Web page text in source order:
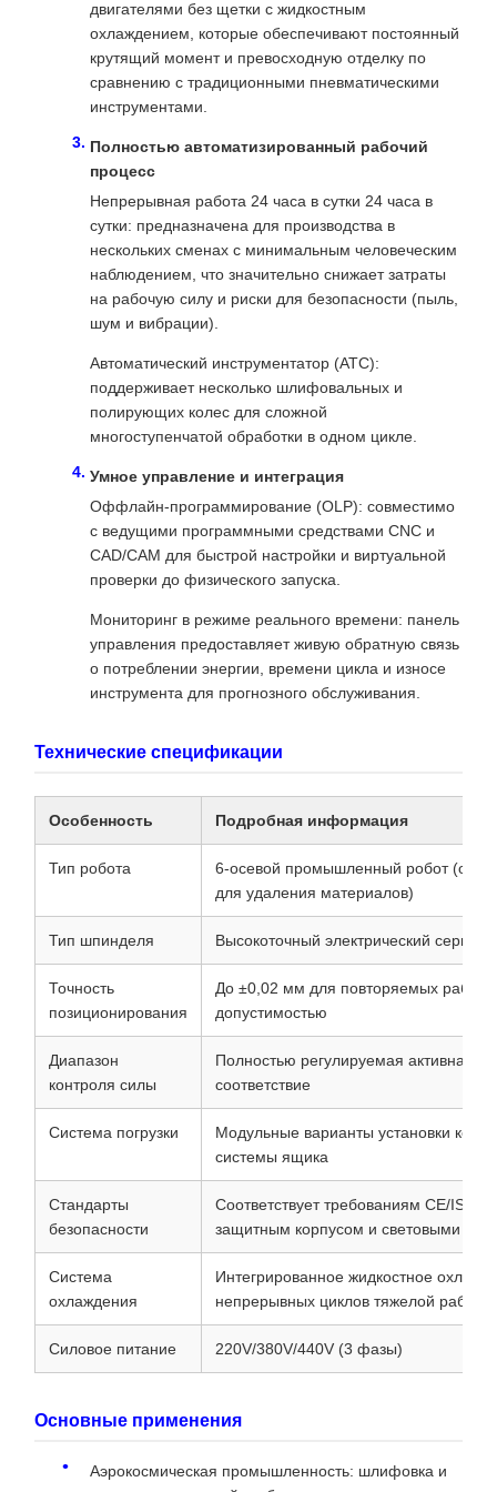
двигателями без щетки с жидкостным
охлаждением, которые обеспечивают постоянный
крутящий момент и превосходную отделку по
сравнению с традиционными пневматическими
инструментами.
Полностью автоматизированный рабочий
процесс
Непрерывная работа 24 часа в сутки 24 часа в
сутки: предназначена для производства в
нескольких сменах с минимальным человеческим
наблюдением, что значительно снижает затраты
на рабочую силу и риски для безопасности (пыль,
шум и вибрации).
Автоматический инструментатор (ATC):
поддерживает несколько шлифовальных и
полирующих колес для сложной
многоступенчатой обработки в одном цикле.
Умное управление и интеграция
Оффлайн-программирование (OLP): совместимо
с ведущими программными средствами CNC и
CAD/CAM для быстрой настройки и виртуальной
проверки до физического запуска.
Мониторинг в режиме реального времени: панель
управления предоставляет живую обратную связь
о потреблении энергии, времени цикла и износе
инструмента для прогнозного обслуживания.
Технические спецификации
Особенность Подробная информация
Тип робота
6-осевой промышленный робот
для удаления материалов)
Тип шпинделя Высокоточный электрический
Точность
позиционирования
До ±0,02 мм для повторяемых работ
допустимостью
Диапазон
контроля силы
Полностью регулируемая активная/
соответствие
Система погрузки
Модульные варианты установки
системы ящика
Стандарты
безопасности
Соответствует требованиям CE/ISO
защитным корпусом и световыми
Система
охлаждения
Интегрированное жидкостное
непрерывных циклов тяжелой работы
Силовое питание 220V/380V/440V (3 фазы)
Основные применения
Аэрокосмическая промышленность: шлифовка и